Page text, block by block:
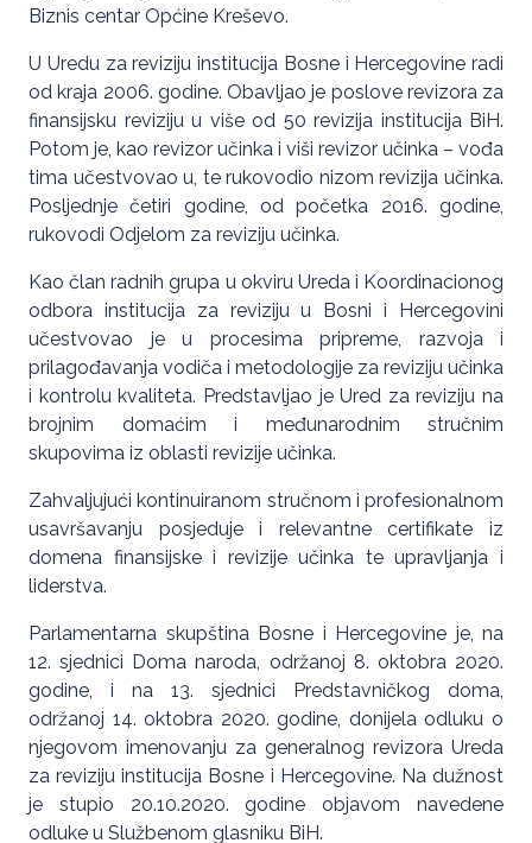
Biznis centar Općine Kreševo.
U Uredu za reviziju institucija Bosne i Hercegovine radi
od kraja 2006. godine. Obavljao je poslove revizora za
finansijsku reviziju u više od 50 revizija institucija BiH.
Potom je, kao revizor učinka i viši revizor učinka – vođa
tima učestvovao u, te rukovodio nizom revizija učinka.
Posljednje četiri godine, od početka 2016. godine,
rukovodi Odjelom za reviziju učinka.
Kao član radnih grupa u okviru Ureda i Koordinacionog
odbora institucija za reviziju u Bosni i Hercegovini
učestvovao je u procesima pripreme, razvoja i
prilagođavanja vodiča i metodologije za reviziju učinka
i kontrolu kvaliteta. Predstavljao je Ured za reviziju na
brojnim domaćim i međunarodnim stručnim
skupovima iz oblasti revizije učinka.
Zahvaljujući kontinuiranom stručnom i profesionalnom
usavršavanju posjeduje i relevantne certifikate iz
domena finansijske i revizije učinka te upravljanja i
liderstva.
Parlamentarna skupština Bosne i Hercegovine je, na
12. sjednici Doma naroda, održanoj 8. oktobra 2020.
godine, i na 13. sjednici Predstavničkog doma,
održanoj 14. oktobra 2020. godine, donijela odluku o
njegovom imenovanju za generalnog revizora Ureda
za reviziju institucija Bosne i Hercegovine. Na dužnost
je stupio 20.10.2020. godine objavom navedene
odluke u Službenom glasniku BiH.